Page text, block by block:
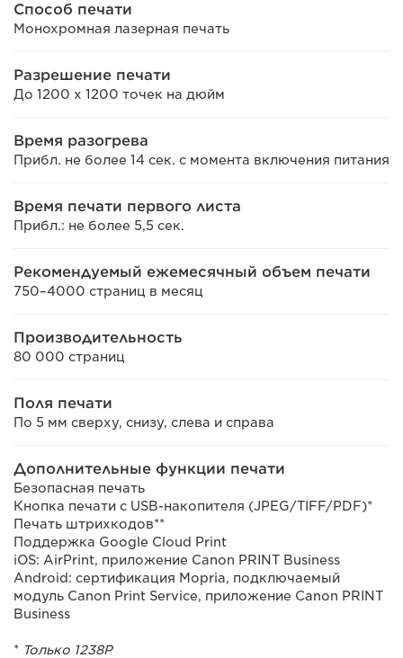
Способ печати
Монохромная лазерная печать
Разрешение печати
До 1200 х 1200 точек на дюйм
Время разогрева
Прибл. не более 14 сек. с момента включения питания
Время печати первого листа
Прибл.: не более 5,5 сек.
Рекомендуемый ежемесячный объем печати
750–4000 страниц в месяц
Производительность
80 000 страниц
Поля печати
По 5 мм сверху, снизу, слева и справа
Дополнительные функции печати
Безопасная печать
Кнопка печати с USB-накопителя (JPEG/TIFF/PDF)*
Печать штрихкодов**
Поддержка Google Cloud Print
iOS: AirPrint, приложение Canon PRINT Business
Android: сертификация Mopria, подключаемый
модуль Canon Print Service, приложение Canon PRINT
Business
* Только 1238P